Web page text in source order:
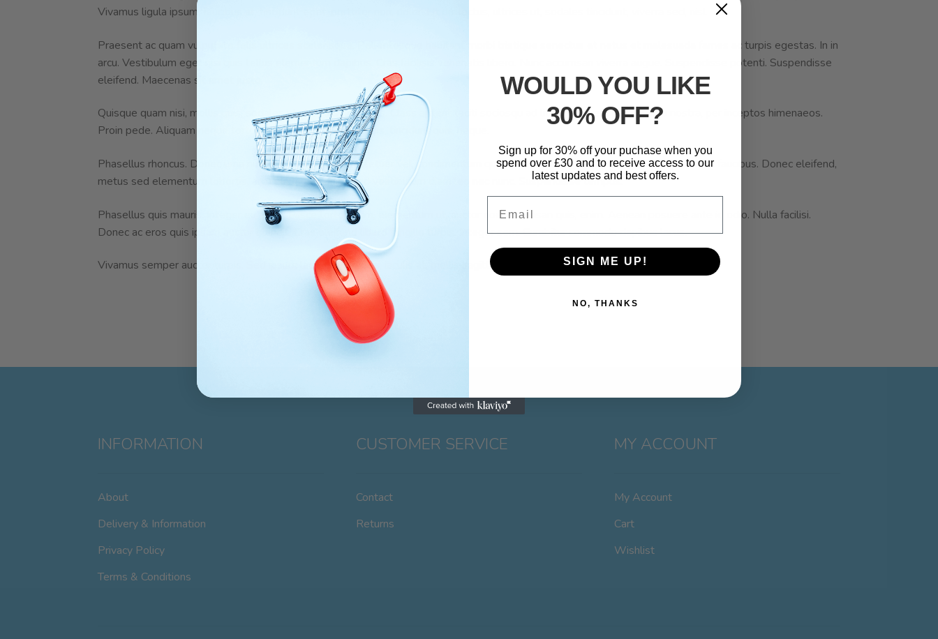
Vivamus ligula ipsum, faucibus at, tincidunt eget, porttitor non, dolor. Ut dui lectus, ultrices ut, sodales tincidunt, viverra sed, nisl.
Praesent ac quam vulputate felis ultrices scelerisque. Pellentesque habitant morbi tristique senectus et netus et malesuada fames ac turpis egestas. In in
arcu. Vestibulum eget nisi quis tellus elementum dapibus. Cras facilisis venenatis libero. Nunc accumsan viverra augue. Suspendisse potenti. Suspendisse
eleifend. Maecenas sit amet justo.
Quisque quam nisi, mollis quis, sodales ut, rhoncus nec, risus. Class aptent taciti sociosqu ad litora torquent per conubia nostra, per inceptos himenaeos.
Proin pede. Aliquam neque tortor, euismod ac, eleifend quis, tincidunt quis, neque.
Phasellus rhoncus. Donec urna nulla, vehicula et, consectetuer vel, condimentum quis, ipsum. Nulla quis neque eu sapien tincidunt faucibus. Donec eleifend,
metus sed elementum lobortis, arcu elit luctus enim, sed vestibulum diam leo nec nunc. Suspendisse tempus.
Phasellus quis mauris. Integer eu justo. Fusce tortor enim, elementum ut, auctor non, accumsan quis, enim. Aenean posuere ante id odio. Nulla facilisi.
Donec ac eros quis ipsum auctor blandit. Cras eleifend libero fringilla turpis. Integer sem. Curabitur commodo dapibus lacus.
Vivamus semper auctor turpis. Sed ipsum lacus, varius quis, iaculis at, mollis sagittis, arcu.
INFORMATION
About
Delivery & Information
Privacy Policy
Terms & Conditions
CUSTOMER SERVICE
Contact
Returns
MY ACCOUNT
My Account
Cart
Wishlist
WOULD YOU LIKE
30% OFF?
Sign up for 30% off your puchase when you
spend over £30 and to receive access to our
latest updates and best offers.
SIGN ME UP!
NO, THANKS